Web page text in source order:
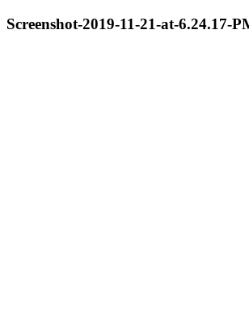
Screenshot-2019-11-21-at-6.24.17-